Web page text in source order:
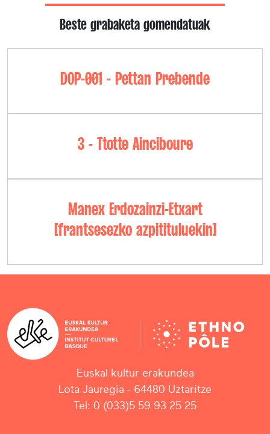
Beste grabaketa gomendatuak
DOP-001 - Pettan Prebende
3 - Ttotte Ainciboure
Manex Erdozainzi-Etxart
[frantsesezko azpitituluekin]
Euskal kultur erakundea
Lota Jauregia - 64480 Uztaritze
Tel: 0 (033)5 59 93 25 25